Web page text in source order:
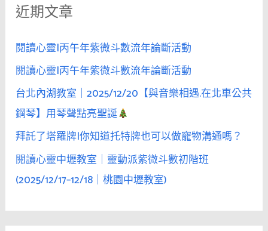
字
近期文章
閱讀心靈|丙午年紫微斗數流年論斷活動
閱讀心靈|丙午年紫微斗數流年論斷活動
台北內湖教室｜2025/12/20【與音樂相遇.在北車公共
鋼琴】用琴聲點亮聖誕
拜託了塔羅牌|你知道托特牌也可以做寵物溝通嗎？
閱讀心靈中壢教室｜靈動派紫微斗數初階班
(2025/12/17–12/18｜桃園中壢教室)